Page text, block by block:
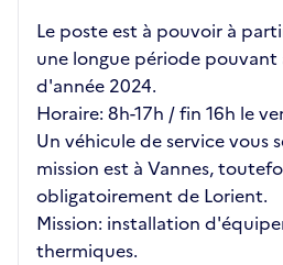
Le poste est à pouvoir à
une longue période pouvant
d'année 2024.
Horaire: 8h-17h / fin 16h le
Un véhicule de service vous
mission est à Vannes,
obligatoirement de Lorient.
Mission: installation
thermiques.